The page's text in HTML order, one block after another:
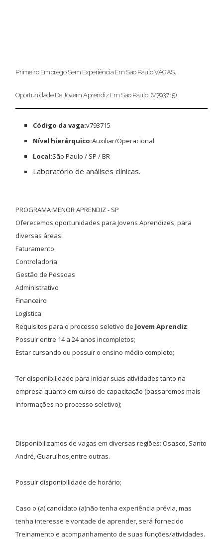
Primeiro Emprego Sem Experiência Em São Paulo VAGAS.
Oportunidade De Jovem Aprendiz Em São Paulo (v793715)
Código da vaga:v793715
Nível hierárquico:Auxiliar/Operacional
Local:São Paulo / SP / BR
Laboratório de análises clínicas.
PROGRAMA MENOR APRENDIZ - SP
Oferecemos oportunidades para Jovens Aprendizes, para
diversas áreas:
Faturamento
Controladoria
Gestão de Pessoas
Administrativo
Financeiro
Logística
Requisitos para o processo seletivo de Jovem Aprendiz:
Possuir entre 14 a 24 anos incompletos;
Estar cursando ou possuir o ensino médio completo;
Ter disponibilidade para iniciar suas atividades tanto na
empresa quanto em curso de capacitação (passaremos mais
informações no processo seletivo);
Disponibilizamos de vagas em diversas regiões: Osasco, Santo
André, Guarulhos,entre outras.
Possuir disponibilidade de horário;
Caso o (a) candidato (a)não tenha experiência prévia, mas
tenha interesse e vontade de aprender, será fornecido
Treinamento e acompanhamento de suas funções/atividades.